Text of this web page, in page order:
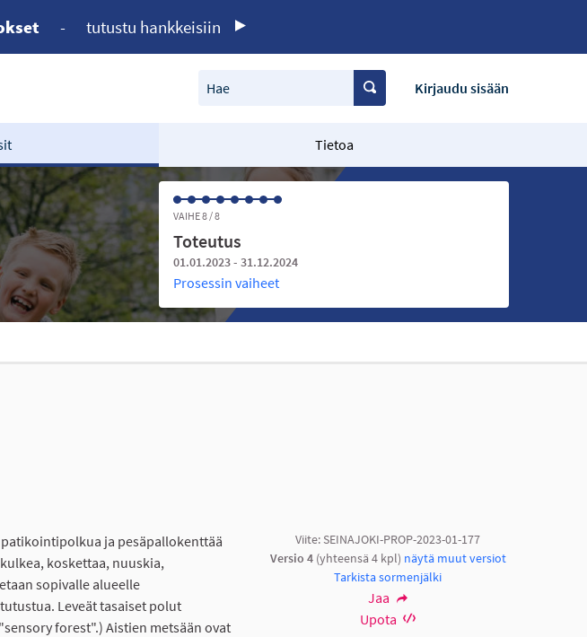
- tutustu hankkeisiin
Hae Kirjaudu sisään
Tietoa
VAIHE 8 / 8
Toteutus
01.01.2023 - 31.12.2024
Prosessin vaiheet
ja pesäpallokenttää
koskettaa, nuuskia,
sopivalle alueelle
Leveät tasaiset polut
forest".) Aistien metsään ovat
Viite: SEINAJOKI-PROP-2023-01-177
Versio 4(yhteensä 4 kpl) näytä muut versiot
Tarkista sormenjälki
Jaa
Upota